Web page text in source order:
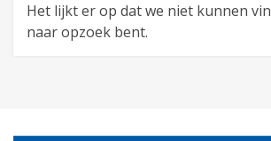
Het lijkt er op dat we niet kunnen
naar opzoek bent.